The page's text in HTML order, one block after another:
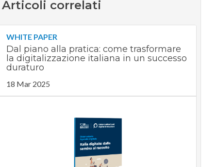
Articoli correlati
WHITE PAPER
Dal piano alla pratica: come trasformare
la digitalizzazione italiana in un successo
duraturo
18 Mar 2025